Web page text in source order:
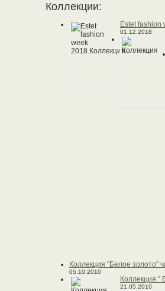
Коллекции:
Еstet fashion
01.12.2018
Коллекция "Белое золото"
05.10.2010
Коллекция "
21.05.2010